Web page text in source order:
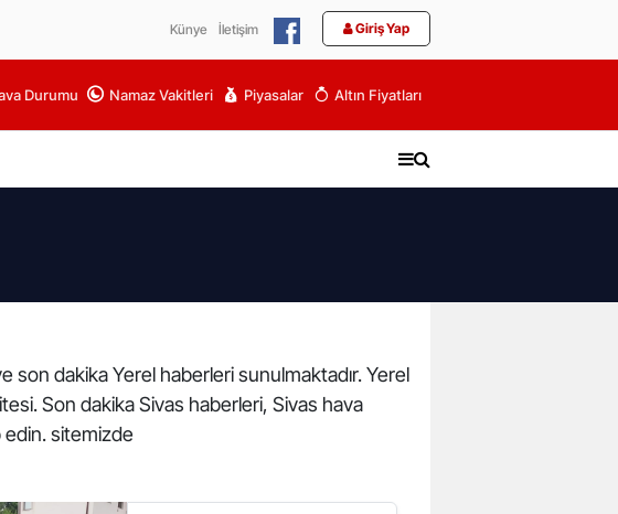
Künye İletişim Giriş Yap
Durumu Namaz Vakitleri Piyasalar Altın Fiyatları
son dakika Yerel haberleri sunulmaktadır. Yerel
Son dakika Sivas haberleri, Sivas hava
edin. sitemizde